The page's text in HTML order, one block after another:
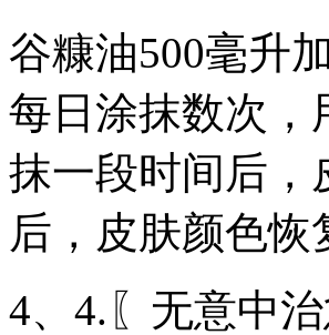
谷糠油500毫升
每日涂抹数次，
抹一段时间后，
后，皮肤颜色
4、4.〖无意中